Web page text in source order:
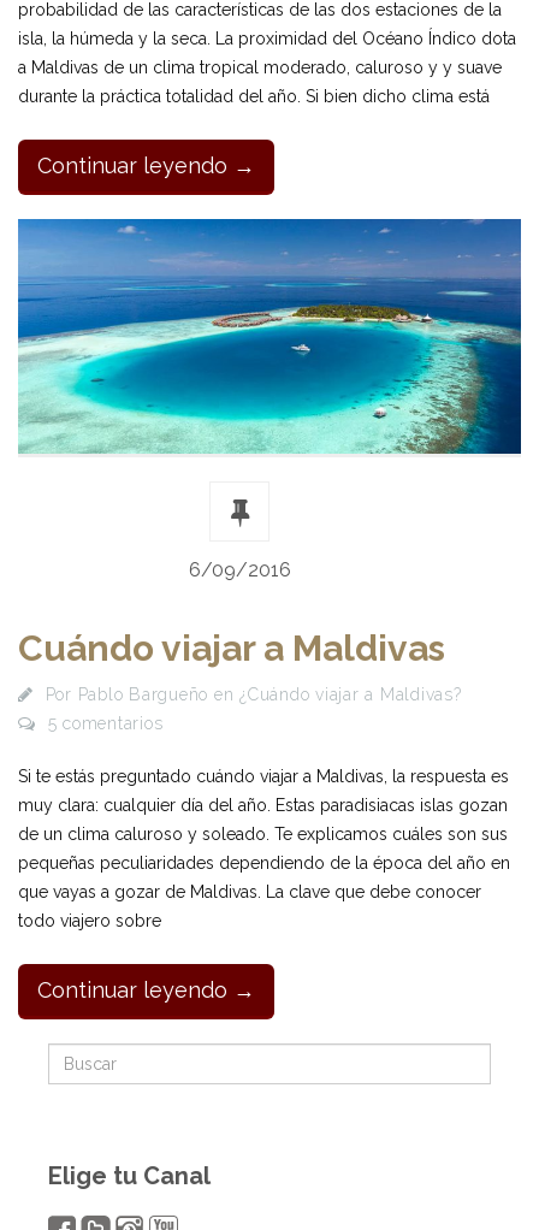
probabilidad de las características de las dos estaciones de la
isla, la húmeda y la seca. La proximidad del Océano Índico dota
a Maldivas de un clima tropical moderado, caluroso y y suave
durante la práctica totalidad del año. Si bien dicho clima está
Continuar leyendo →
6/09/2016
Cuándo viajar a Maldivas
Por Pablo Bargueño en ¿Cuándo viajar a Maldivas?
5 comentarios
Si te estás preguntado cuándo viajar a Maldivas, la respuesta es
muy clara: cualquier día del año. Estas paradisiacas islas gozan
de un clima caluroso y soleado. Te explicamos cuáles son sus
pequeñas peculiaridades dependiendo de la época del año en
que vayas a gozar de Maldivas. La clave que debe conocer
todo viajero sobre
Continuar leyendo →
Elige tu Canal